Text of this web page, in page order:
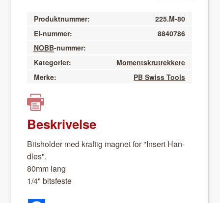
Produktnummer:
225.M-80
El-nummer:
8840786
NOBB-nummer:
Kategorier:
Momentskrutrekkere
Merke:
PB Swiss Tools
Beskrivelse
Bit­sh­old­er med kraftig mag­net for "Insert Han­
dles".
80mm lang
1/4" bits­feste